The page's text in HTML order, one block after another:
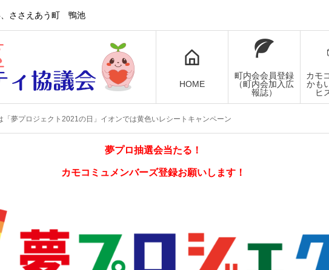
、ささえあう町 鴨池
HOME
町内会会員登録
（町内会加入広
報誌）
カモ
かも
ヒ
「夢プロジェクト2021の日」イオンでは黄色いレシートキャンペーン
夢プロ抽選会当たる！
カモコミュメンバーズ登録お願いします！